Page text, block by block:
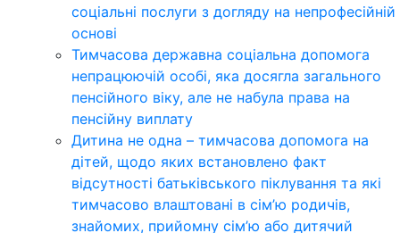
соціальні послуги з догляду на непрофесійній
основі
Тимчасова державна соціальна допомога
непрацюючій особі, яка досягла загального
пенсійного віку, але не набула права на
пенсійну виплату
Дитина не одна – тимчасова допомога на
дітей, щодо яких встановлено факт
відсутності батьківського піклування та які
тимчасово влаштовані в сім’ю родичів,
знайомих, прийомну сім’ю або дитячий